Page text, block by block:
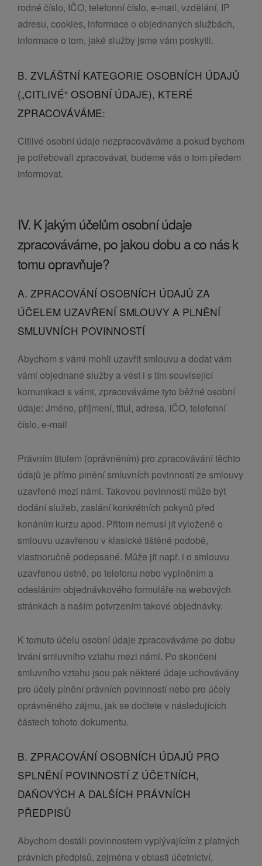
rodné číslo, IČO, telefonní číslo, e-mail, vzdělání, IP
adresu, cookies, informace o objednaných službách,
informace o tom, jaké služby jsme vám poskytli.
B. ZVLÁŠTNÍ KATEGORIE OSOBNÍCH ÚDAJŮ
(„CITLIVÉ“ OSOBNÍ ÚDAJE), KTERÉ
ZPRACOVÁVÁME:
Citlivé osobní údaje nezpracováváme a pokud bychom
je potřebovali zpracovávat, budeme vás o tom předem
informovat.
IV. K jakým účelům osobní údaje
zpracováváme, po jakou dobu a co nás k
tomu opravňuje?
A. ZPRACOVÁNÍ OSOBNÍCH ÚDAJŮ ZA
ÚČELEM UZAVŘENÍ SMLOUVY A PLNĚNÍ
SMLUVNÍCH POVINNOSTÍ
Abychom s vámi mohli uzavřít smlouvu a dodat vám
vámi objednané služby a vést i s tím související
komunikaci s vámi, zpracováváme tyto běžné osobní
údaje: Jméno, příjmení, titul, adresa, IČO, telefonní
číslo, e-mail
Právním titulem (oprávněním) pro zpracovávání těchto
údajů je přímo plnění smluvních povinností ze smlouvy
uzavřené mezi námi. Takovou povinností může být
dodání služeb, zaslání konkrétních pokynů před
konáním kurzu apod. Přitom nemusí jít vyloženě o
smlouvu uzavřenou v klasické tištěné podobě,
vlastnoručně podepsané. Může jít např. i o smlouvu
uzavřenou ústně, po telefonu nebo vyplněním a
odesláním objednávkového formuláře na webových
stránkách a naším potvrzením takové objednávky.
K tomuto účelu osobní údaje zpracováváme po dobu
trvání smluvního vztahu mezi námi. Po skončení
smluvního vztahu jsou pak některé údaje uchovávány
pro účely plnění právních povinností nebo pro účely
oprávněného zájmu, jak se dočtete v následujících
částech tohoto dokumentu.
B. ZPRACOVÁNÍ OSOBNÍCH ÚDAJŮ PRO
SPLNĚNÍ POVINNOSTÍ Z ÚČETNÍCH,
DAŇOVÝCH A DALŠÍCH PRÁVNÍCH
PŘEDPISŮ
Abychom dostáli povinnostem vyplývajícím z platných
právních předpisů, zejména v oblasti účetnictví,